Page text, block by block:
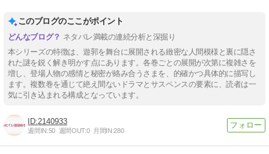
このブログのここがポイント
ネタバレ満載の連続分析と深掘り
本シリーズの特徴は、遊郭を舞台に展開される緻密な人間模様と裏に隠さ
れた謎を鋭く解き明かす点にあります。各巻ごとの展開が次第に複雑さを
増し、登場人物の感情と秘密が絡み合うさまを、的確かつ具体的に描写し
ます。複数巻を通じて絶え間ないドラマとサスペンスの要素に、読者は一
気に引き込まれる構成となっています。
2140933
週間IN:50 週間OUT:0 月間IN:280